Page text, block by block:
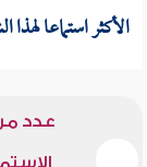
الأكثر استماعا لهذا
عدد